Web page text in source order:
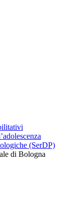
(SerDP)
di Bologna